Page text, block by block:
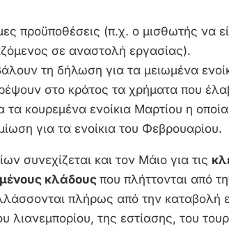
προϋποθέσεις (π.χ. ο μισθωτής να
σε αναστολή εργασίας).
τη δήλωση για τα μειωμένα
στο κράτος τα χρήματα που
τα κουρεμένα ενοίκια Μαρτίου η οποία
για τα ενοίκια του Φεβρουαρίου.
συνεχίζεται και τον Μάιο για τις
κλάδουςπου πλήττονται από
πλήρως από την καταβολή
λιανεμπορίου, της εστίασης, του